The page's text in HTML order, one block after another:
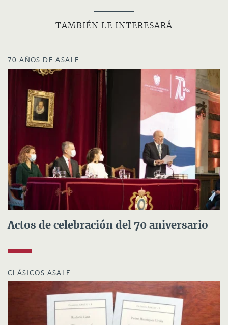
TAMBIÉN LE INTERESARÁ
70 AÑOS DE ASALE
Actos de celebración del 70 aniversario
CLÁSICOS ASALE